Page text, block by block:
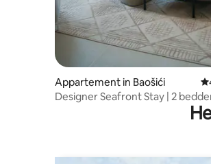
Appartement in Baošići
Designer Seafront Stay | 2